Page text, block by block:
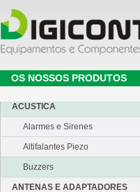
OS NOSSOS PRODUTOS
ACUSTICA
Alarmes e Sirenes
Altifalantes Piezo
Buzzers
ANTENAS E ADAPTADORES